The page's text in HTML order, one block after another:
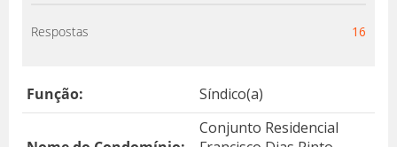
Respostas 16
Função: Síndico(a)
Conjunto Residencial